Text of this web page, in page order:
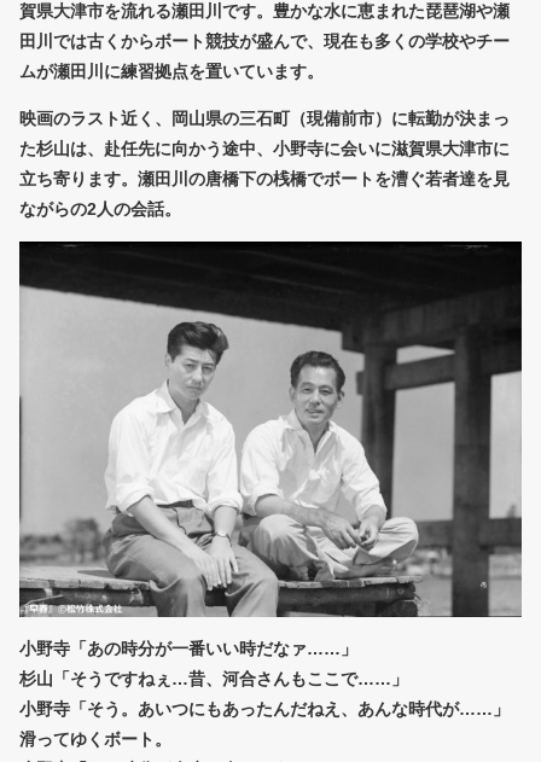
賀県大津市を流れる瀬田川です。豊かな水に恵まれた琵琶湖や瀬
田川では古くからボート競技が盛んで、現在も多くの学校やチー
ムが瀬田川に練習拠点を置いています。
映画のラスト近く、岡山県の三石町（現備前市）に転勤が決まっ
た杉山は、赴任先に向かう途中、小野寺に会いに滋賀県大津市に
立ち寄ります。瀬田川の唐橋下の桟橋でボートを漕ぐ若者達を見
ながらの2人の会話。
小野寺「あの時分が一番いい時だなァ……」
杉山「そうですねぇ…昔、河合さんもここで……」
小野寺「そう。あいつにもあったんだねえ、あんな時代が……」
滑ってゆくボート。